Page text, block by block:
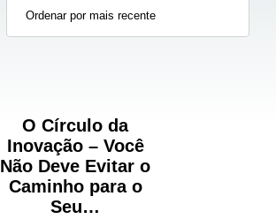
O Círculo da
Inovação – Você
Não Deve Evitar o
Caminho para o
Seu…